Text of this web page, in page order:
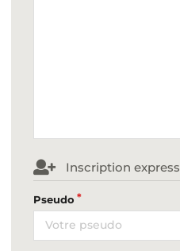
Inscription express
Pseudo